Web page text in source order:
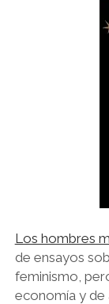
Los hombres
de ensayos
feminismo,
economía y de